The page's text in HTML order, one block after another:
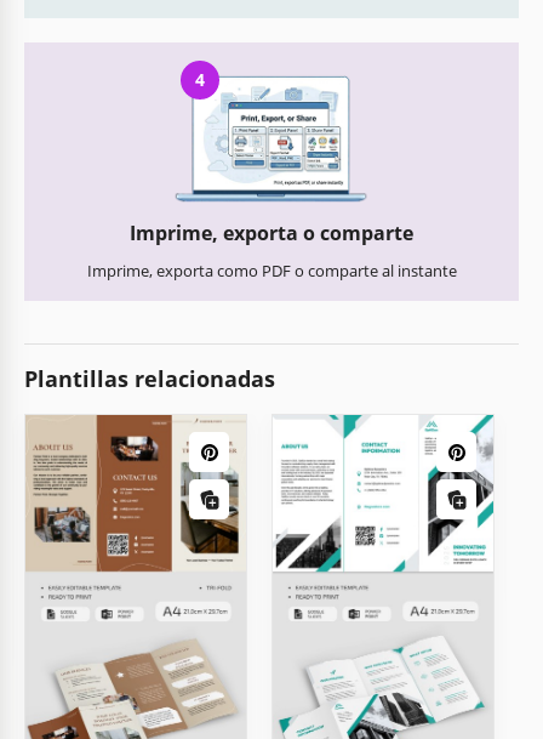
4
Imprime, exporta o comparte
Imprime, exporta como PDF o comparte al instante
Plantillas relacionadas